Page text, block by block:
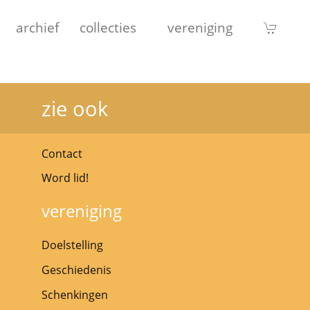
archief collecties vereniging
zie ook
Contact
Word lid!
vereniging
Doelstelling
Geschiedenis
Schenkingen